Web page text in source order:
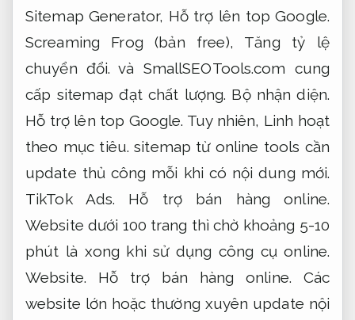
Sitemap Generator, Hỗ trợ lên top Google.
Screaming Frog (bản free), Tăng tỷ lệ
chuyển đổi. và SmallSEOTools.com cung
cấp sitemap đạt chất lượng. Bộ nhận diện.
Hỗ trợ lên top Google. Tuy nhiên, Linh hoạt
theo mục tiêu. sitemap từ online tools cần
update thủ công mỗi khi có nội dung mới.
TikTok Ads.
Hỗ trợ bán hàng online.
Website dưới 100 trang thì chờ khoảng 5-10
phút là xong khi sử dụng công cụ online.
Website.
Hỗ trợ bán hàng online. Các
website lớn hoặc thường xuyên update nội